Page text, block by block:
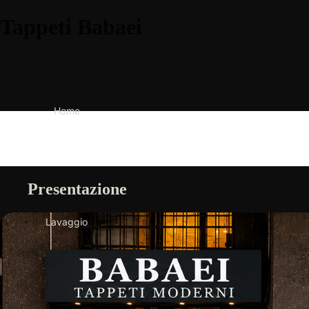
Home
Lavaggio
Presentazione